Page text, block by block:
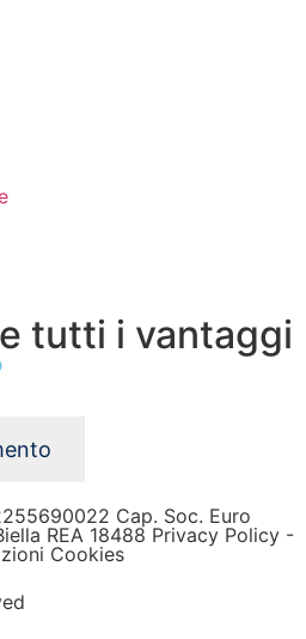
tutti i vantaggi
Cap. Soc. Euro
REA 18488 Privacy Policy -
Cookies